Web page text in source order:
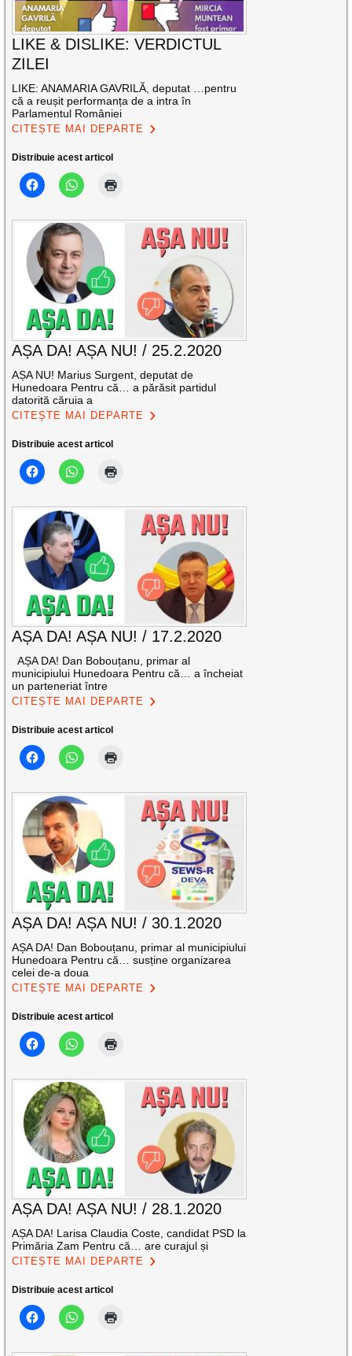
LIKE & DISLIKE: VERDICTUL
ZILEI
LIKE: ANAMARIA GAVRILĂ, deputat …pentru
că a reușit performanța de a intra în
Parlamentul României
CITEȘTE MAI DEPARTE
Distribuie acest articol
AȘA DA! AȘA NU! / 25.2.2020
AȘA NU! Marius Surgent, deputat de
Hunedoara Pentru că… a părăsit partidul
datorită căruia a
CITEȘTE MAI DEPARTE
Distribuie acest articol
AȘA DA! AȘA NU! / 17.2.2020
AȘA DA! Dan Bobouțanu, primar al
municipiului Hunedoara Pentru că… a încheiat
un parteneriat între
CITEȘTE MAI DEPARTE
Distribuie acest articol
AȘA DA! AȘA NU! / 30.1.2020
AȘA DA! Dan Bobouțanu, primar al municipiului
Hunedoara Pentru că… susține organizarea
celei de-a doua
CITEȘTE MAI DEPARTE
Distribuie acest articol
AȘA DA! AȘA NU! / 28.1.2020
AȘA DA! Larisa Claudia Coste, candidat PSD la
Primăria Zam Pentru că… are curajul și
CITEȘTE MAI DEPARTE
Distribuie acest articol